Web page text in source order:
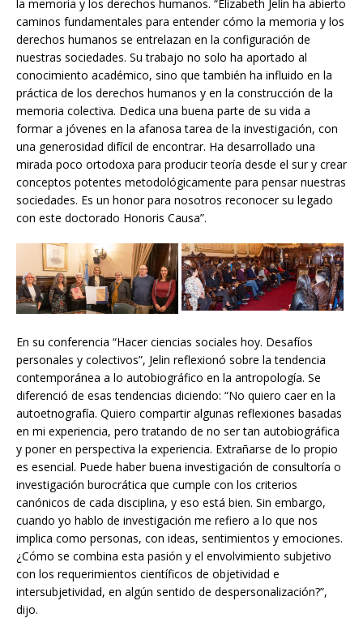
la memoria y los derechos humanos. “Elizabeth Jelin ha abierto
caminos fundamentales para entender cómo la memoria y los
derechos humanos se entrelazan en la configuración de
nuestras sociedades. Su trabajo no solo ha aportado al
conocimiento académico, sino que también ha influido en la
práctica de los derechos humanos y en la construcción de la
memoria colectiva. Dedica una buena parte de su vida a
formar a jóvenes en la afanosa tarea de la investigación, con
una generosidad difícil de encontrar. Ha desarrollado una
mirada poco ortodoxa para producir teoría desde el sur y crear
conceptos potentes metodológicamente para pensar nuestras
sociedades. Es un honor para nosotros reconocer su legado
con este doctorado Honoris Causa”.
En su conferencia “Hacer ciencias sociales hoy. Desafíos
personales y colectivos”, Jelin reflexionó sobre la tendencia
contemporánea a lo autobiográfico en la antropología. Se
diferenció de esas tendencias diciendo: “No quiero caer en la
autoetnografía. Quiero compartir algunas reflexiones basadas
en mi experiencia, pero tratando de no ser tan autobiográfica
y poner en perspectiva la experiencia. Extrañarse de lo propio
es esencial. Puede haber buena investigación de consultoría o
investigación burocrática que cumple con los criterios
canónicos de cada disciplina, y eso está bien. Sin embargo,
cuando yo hablo de investigación me refiero a lo que nos
implica como personas, con ideas, sentimientos y emociones.
¿Cómo se combina esta pasión y el envolvimiento subjetivo
con los requerimientos científicos de objetividad e
intersubjetividad, en algún sentido de despersonalización?”,
dijo.